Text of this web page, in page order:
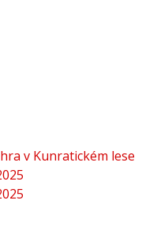
v Kunratickém lese